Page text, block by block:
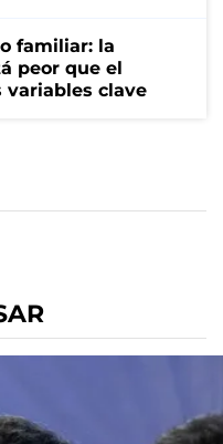
familiar: la
peor que el
variables clave